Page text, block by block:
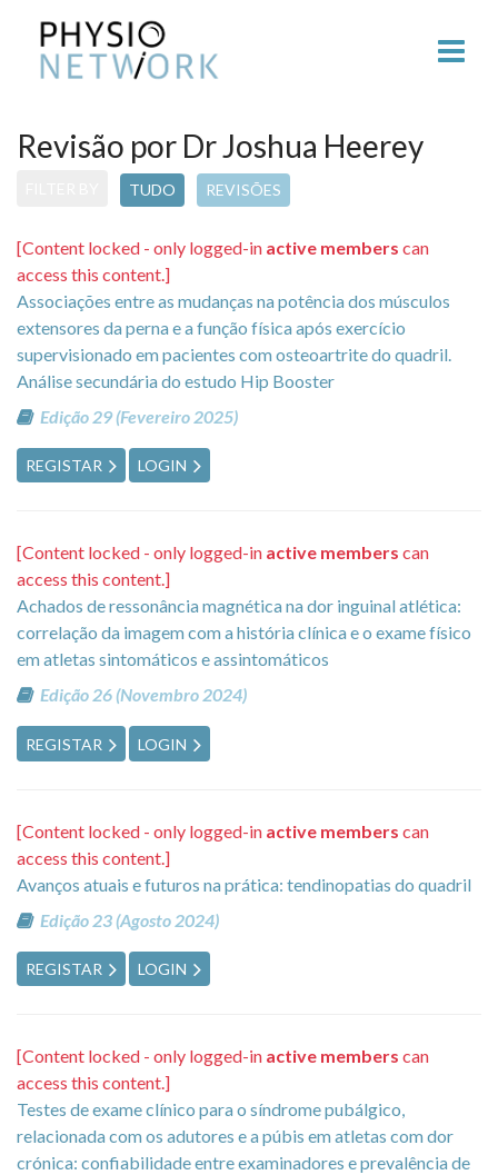
Revisão por Dr Joshua Heerey
TUDO REVISÕES
[Content locked - only logged-in active members can
access this content.]
Associações entre as mudanças na potência dos músculos
extensores da perna e a função física após exercício
supervisionado em pacientes com osteoartrite do quadril.
Análise secundária do estudo Hip Booster
Edição 29 (Fevereiro 2025)
REGISTAR LOGIN
[Content locked - only logged-in active members can
access this content.]
Achados de ressonância magnética na dor inguinal atlética:
correlação da imagem com a história clínica e o exame físico
em atletas sintomáticos e assintomáticos
Edição 26 (Novembro 2024)
REGISTAR LOGIN
[Content locked - only logged-in active members can
access this content.]
Avanços atuais e futuros na prática: tendinopatias do quadril
Edição 23 (Agosto 2024)
REGISTAR LOGIN
[Content locked - only logged-in active members can
access this content.]
Testes de exame clínico para o síndrome pubálgico,
relacionada com os adutores e a púbis em atletas com dor
crónica: confiabilidade entre examinadores e prevalência de